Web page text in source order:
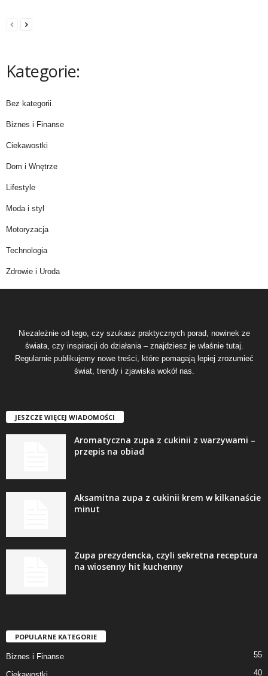
Kategorie:
Bez kategorii
Biznes i Finanse
Ciekawostki
Dom i Wnętrze
Lifestyle
Moda i styl
Motoryzacja
Technologia
Zdrowie i Uroda
Niezależnie od tego, czy szukasz praktycznych porad, nowinek ze
świata, czy inspiracji do działania – znajdziesz je właśnie tutaj.
Regularnie publikujemy nowe treści, które pomagają lepiej zrozumieć
świat, trendy i zjawiska wokół nas.
JESZCZE WIĘCEJ WIADOMOŚCI
Aromatyczna zupa z cukinii z warzywami –
przepis na obiad
Aksamitna zupa z cukinii krem w kilkanaście
minut
Zupa prezydencka, czyli sekretna receptura
na wiosenny hit kuchenny
POPULARNE KATEGORIE
Biznes i Finanse 55
40